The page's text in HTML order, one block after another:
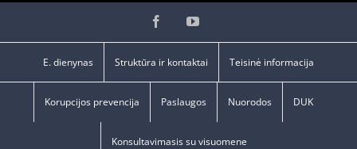
FacebookYouTube
E. dienynas Struktūra ir kontaktai Teisinė informacija
Korupcijos prevencija Paslaugos Nuorodos DUK
Konsultavimasis su visuomene